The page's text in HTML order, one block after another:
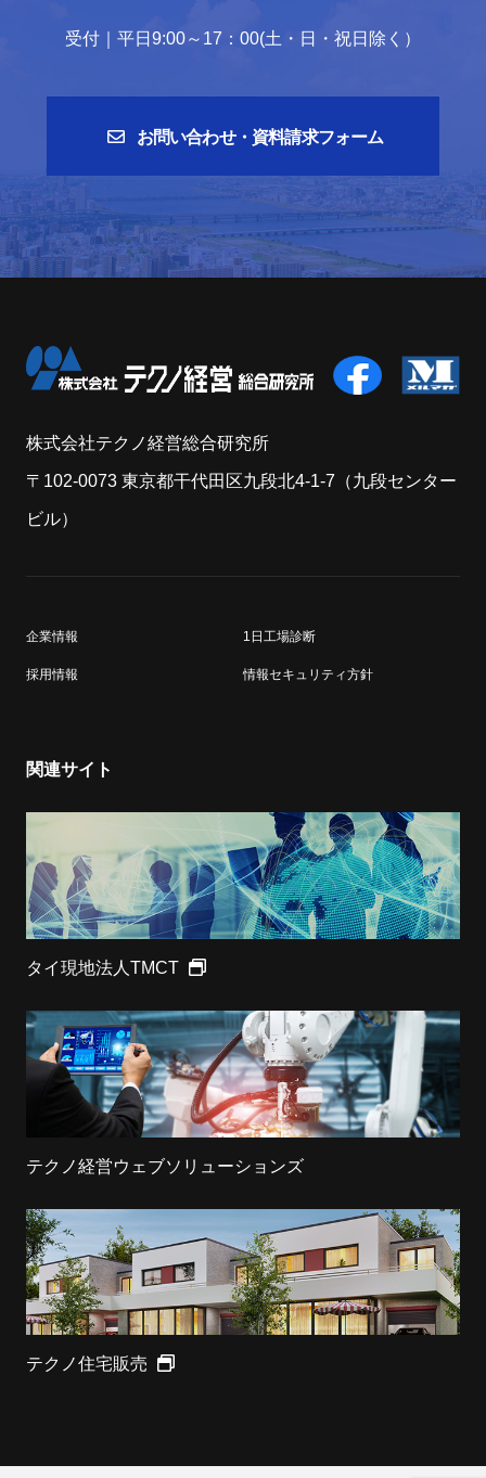
受付｜平日9:00～17：00(土・日・祝日除く）
お問い合わせ・資料請求フォーム
株式会社テクノ経営総合研究所
〒102-0073 東京都干代田区九段北4-1-7（九段センター
ビル）
企業情報 1日工場診断
採用情報 情報セキュリティ方針
関連サイト
タイ現地法人TMCT
テクノ経営ウェブソリューションズ
テクノ住宅販売